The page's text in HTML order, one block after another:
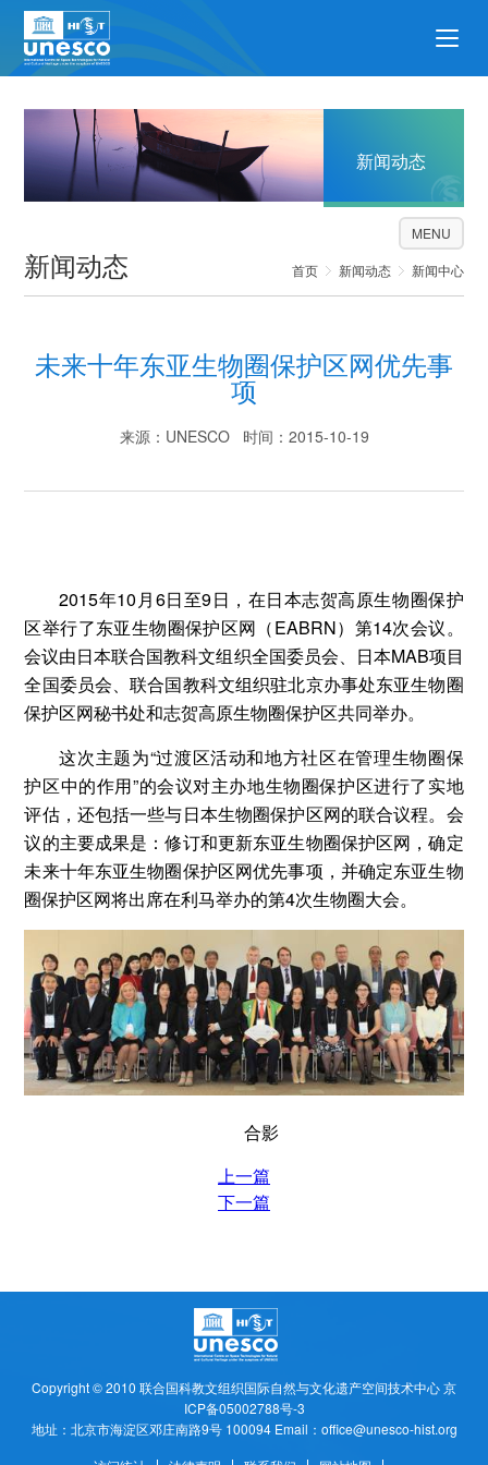
新闻动态
新闻动态 首页 新闻动态 新闻中心
MENU
未来十年东亚生物圈保护区网优先事
项
来源：UNESCO 时间：2015-10-19
2015年10月6日至9日，在日本志贺高原生物圈保护
区举行了东亚生物圈保护区网（EABRN）第14次会议。
会议由日本联合国教科文组织全国委员会、日本MAB项目
全国委员会、联合国教科文组织驻北京办事处东亚生物圈
保护区网秘书处和志贺高原生物圈保护区共同举办。
这次主题为“过渡区活动和地方社区在管理生物圈保
护区中的作用”的会议对主办地生物圈保护区进行了实地
评估，还包括一些与日本生物圈保护区网的联合议程。会
议的主要成果是：修订和更新东亚生物圈保护区网，确定
未来十年东亚生物圈保护区网优先事项，并确定东亚生物
圈保护区网将出席在利马举办的第4次生物圈大会。
合影
上一篇
下一篇
Copyright © 2010 联合国科教文组织国际自然与文化遗产空间技术中心京
ICP备05002788号-3
地址：北京市海淀区邓庄南路9号 100094 Email：office@unesco-hist.org